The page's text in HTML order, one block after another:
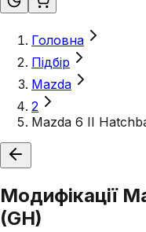
Головна
Підбір
Mazda
2
Mazda 6 II
Модифікації
(GH)